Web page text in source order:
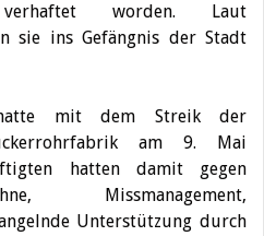
worden. Laut
sie ins Gefängnis der Stadt
hatte mit dem Streik der
am 9. Mai
hatten damit gegen
Missmanagement,
Unterstützung durch